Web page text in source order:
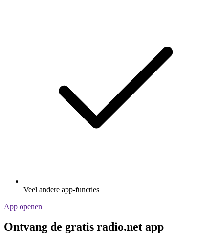
Veel andere app-functies
App openen
Ontvang de gratis radio.net app